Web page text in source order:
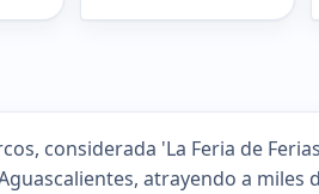
considerada 'La Feria de
atrayendo a miles